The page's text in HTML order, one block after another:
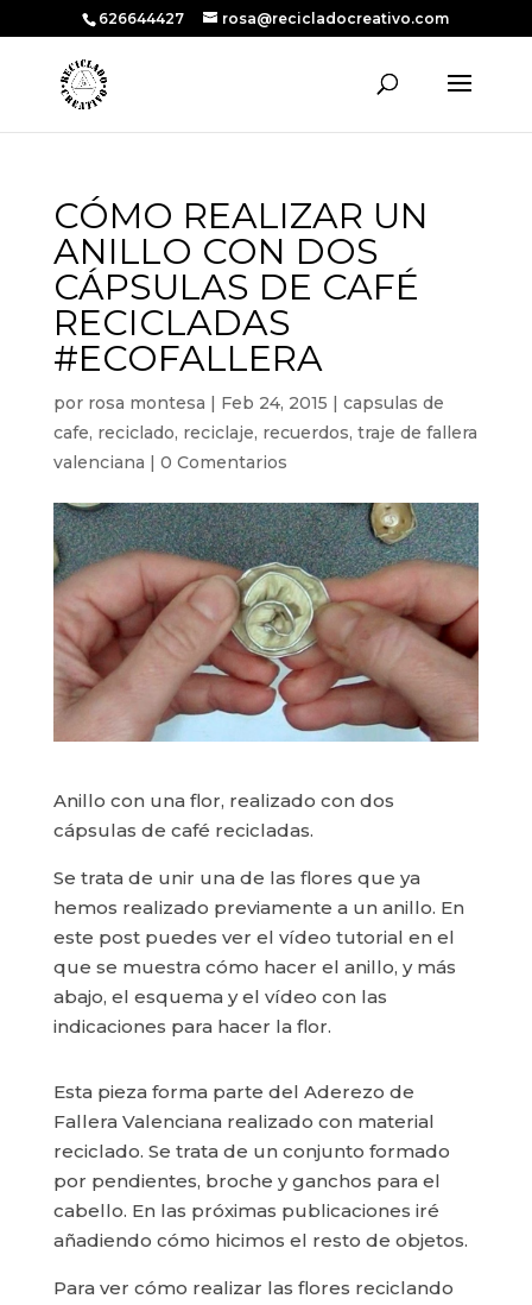
626644427 rosa@recicladocreativo.com
CÓMO REALIZAR UN
ANILLO CON DOS
CÁPSULAS DE CAFÉ
RECICLADAS
#ECOFALLERA
por rosa montesa | Feb 24, 2015 | capsulas de
cafe, reciclado, reciclaje, recuerdos, traje de fallera
valenciana | 0 Comentarios
Anillo con una flor, realizado con dos
cápsulas de café recicladas.
Se trata de unir una de las flores que ya
hemos realizado previamente a un anillo. En
este post puedes ver el vídeo tutorial en el
que se muestra cómo hacer el anillo, y más
abajo, el esquema y el vídeo con las
indicaciones para hacer la flor.
Esta pieza forma parte del Aderezo de
Fallera Valenciana realizado con material
reciclado. Se trata de un conjunto formado
por pendientes, broche y ganchos para el
cabello. En las próximas publicaciones iré
añadiendo cómo hicimos el resto de objetos.
Para ver cómo realizar las flores reciclando